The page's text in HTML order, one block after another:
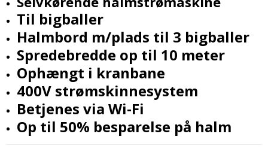
Til bigballer
Halmbord m/plads til 3 bigballer
Spredebredde op til 10 meter
Ophængt i kranbane
400V strømskinnesystem
Betjenes via Wi-Fi
Op til 50% besparelse på halm